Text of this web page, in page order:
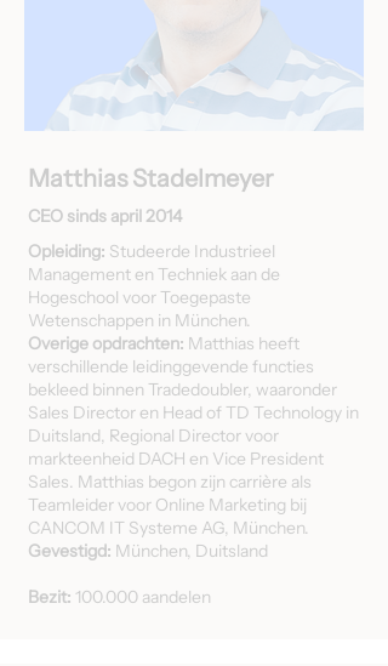
Matthias Stadelmeyer
CEO sinds april 2014
Opleiding: Studeerde Industrieel
Management en Techniek aan de
Hogeschool voor Toegepaste
Wetenschappen in München.
Overige opdrachten: Matthias heeft
verschillende leidinggevende functies
bekleed binnen Tradedoubler, waaronder
Sales Director en Head of TD Technology in
Duitsland, Regional Director voor
markteenheid DACH en Vice President
Sales. Matthias begon zijn carrière als
Teamleider voor Online Marketing bij
CANCOM IT Systeme AG, München.
Gevestigd: München, Duitsland
Bezit: 100.000 aandelen